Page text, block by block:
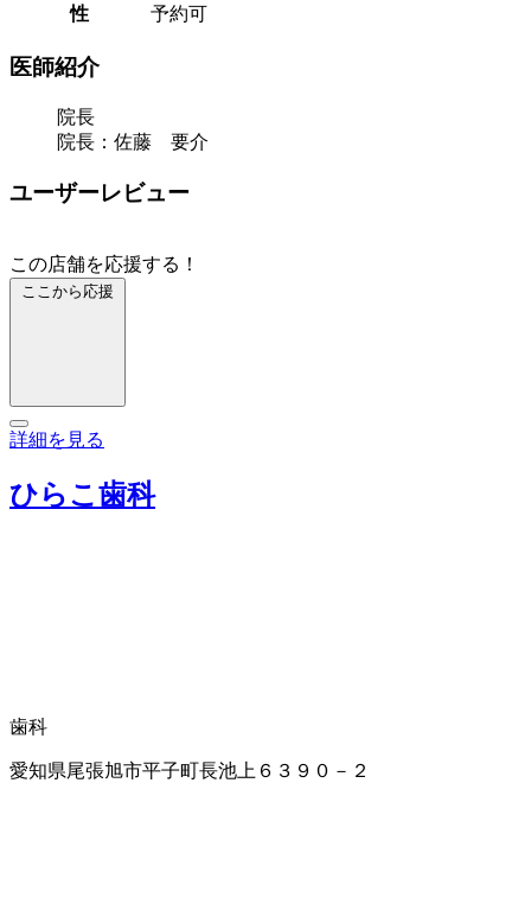
性
予約可
医師紹介
院長
院長：佐藤 要介
ユーザーレビュー
この店舗を応援する！
ここから応援
詳細を見る
ひらこ歯科
歯科
愛知県尾張旭市平子町長池上６３９０－２